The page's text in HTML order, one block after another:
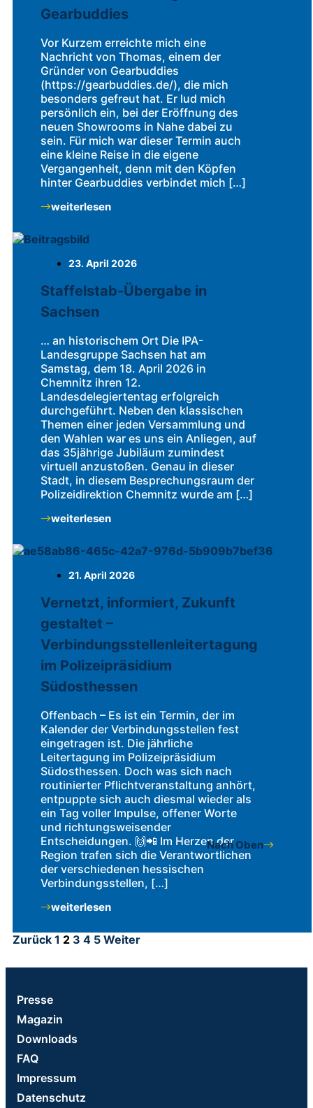
Gearbuddies
Vor Kurzem erreichte mich eine
Nachricht von Thomas, einem der
Gründer von Gearbuddies
(https://gearbuddies.de/), die mich
besonders gefreut hat. Er lud mich
persönlich ein, bei der Eröffnung des
neuen Showrooms in Nahe dabei zu
sein. Für mich war dieser Termin auch
eine kleine Reise in die eigene
Vergangenheit, denn mit den Köpfen
hinter Gearbuddies verbindet mich […]
weiterlesen
23. April 2026
Staffelstab-Übergabe in
Sachsen
… an historischem Ort Die IPA-
Landesgruppe Sachsen hat am
Samstag, dem 18. April 2026 in
Chemnitz ihren 12.
Landesdelegiertentag erfolgreich
durchgeführt. Neben den klassischen
Themen einer jeden Versammlung und
den Wahlen war es uns ein Anliegen, auf
das 35jährige Jubiläum zumindest
virtuell anzustoßen. Genau in dieser
Stadt, in diesem Besprechungsraum der
Polizeidirektion Chemnitz wurde am […]
weiterlesen
21. April 2026
Vernetzt, informiert, Zukunft
gestaltet –
Verbindungsstellenleitertagung
im Polizeipräsidium
Südosthessen
Offenbach – Es ist ein Termin, der im
Kalender der Verbindungsstellen fest
eingetragen ist. Die jährliche
Leitertagung im Polizeipräsidium
Südosthessen. Doch was sich nach
routinierter Pflichtveranstaltung anhört,
entpuppte sich auch diesmal wieder als
ein Tag voller Impulse, offener Worte
und richtungsweisender
Entscheidungen. 🙌📲 Im Herzen der
Region trafen sich die Verantwortlichen
der verschiedenen hessischen
Verbindungsstellen, […]
weiterlesen
Zurück 1 2 3 4 5 Weiter
Nach Oben
Presse
Magazin
Downloads
FAQ
Impressum
Datenschutz